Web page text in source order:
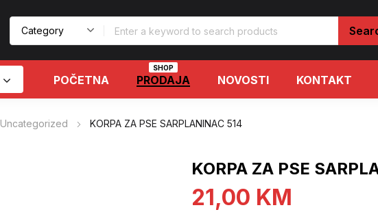
POČETNA PRODAJA
SHOP
NOVOSTI KONTAKT
Uncategorized KORPA ZA PSE SARPLANINAC 514
KORPA ZA PSE
21,00 KM